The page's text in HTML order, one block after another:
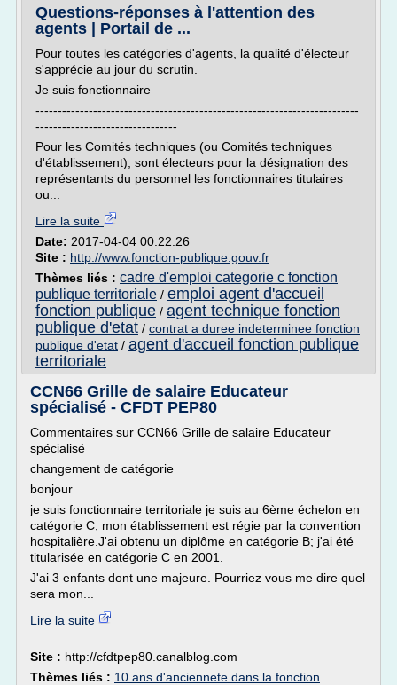
Questions-réponses à l'attention des
agents | Portail de ...
Pour toutes les catégories d'agents, la qualité d'électeur
s'apprécie au jour du scrutin.
Je suis fonctionnaire
-------------------------------------------------------------------------
--------------------------------
Pour les Comités techniques (ou Comités techniques
d'établissement), sont électeurs pour la désignation des
représentants du personnel les fonctionnaires titulaires
ou...
Lire la suite
Date: 2017-04-04 00:22:26
Site : http://www.fonction-publique.gouv.fr
Thèmes liés : cadre d'emploi categorie c fonction
publique territoriale / emploi agent d'accueil
fonction publique / agent technique fonction
publique d'etat / contrat a duree indeterminee fonction
publique d'etat / agent d'accueil fonction publique
territoriale
CCN66 Grille de salaire Educateur
spécialisé - CFDT PEP80
Commentaires sur CCN66 Grille de salaire Educateur
spécialisé
changement de catégorie
bonjour
je suis fonctionnaire territoriale je suis au 6ème échelon en
catégorie C, mon établissement est régie par la convention
hospitalière.J'ai obtenu un diplôme en catégorie B; j'ai été
titularisée en catégorie C en 2001.
J'ai 3 enfants dont une majeure. Pourriez vous me dire quel
sera mon...
Lire la suite
Site : http://cfdtpep80.canalblog.com
Thèmes liés : 10 ans d'anciennete dans la fonction